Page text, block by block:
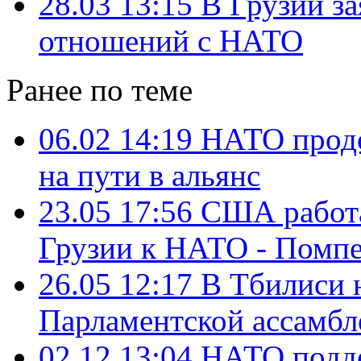
отношений с НАТО
Ранее по теме
06.02 14:19 НАТО
на пути в альянс
23.05 17:56 США
Грузии к НАТО -
26.05 12:17 В Тбилиси
Парламентской